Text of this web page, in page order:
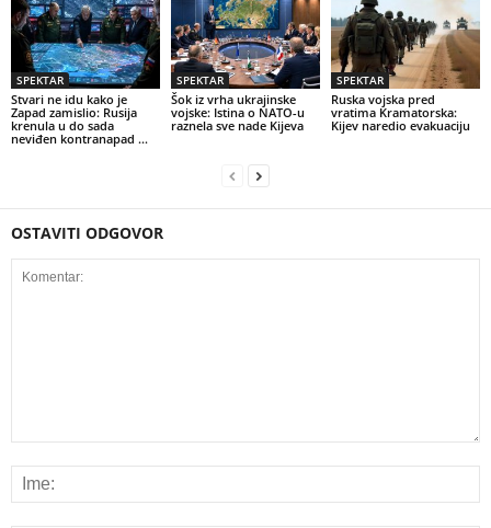
SPEKTAR
Stvari ne idu kako je
Zapad zamislio: Rusija
krenula u do sada
neviđen kontranapad …
SPEKTAR
Šok iz vrha ukrajinske
vojske: Istina o NATO-u
raznela sve nade Kijeva
SPEKTAR
Ruska vojska pred
vratima Kramatorska:
Kijev naredio evakuaciju
OSTAVITI ODGOVOR